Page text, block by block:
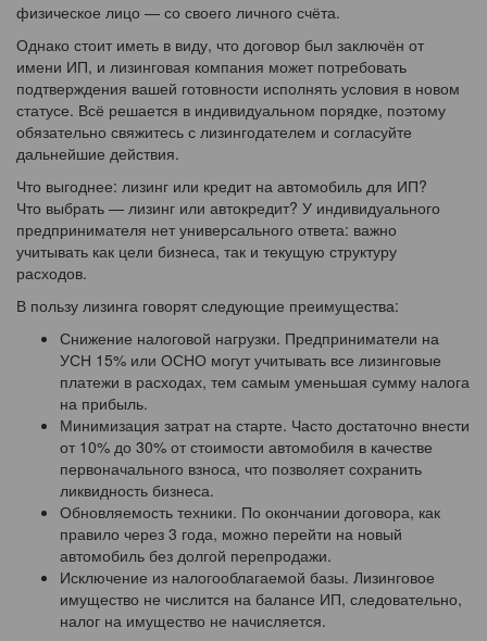
физическое лицо — со своего личного счёта.
Однако стоит иметь в виду, что договор был заключён от
имени ИП, и лизинговая компания может потребовать
подтверждения вашей готовности исполнять условия в новом
статусе. Всё решается в индивидуальном порядке, поэтому
обязательно свяжитесь с лизингодателем и согласуйте
дальнейшие действия.
Что выгоднее: лизинг или кредит на автомобиль для ИП?
Что выбрать — лизинг или автокредит? У индивидуального
предпринимателя нет универсального ответа: важно
учитывать как цели бизнеса, так и текущую структуру
расходов.
В пользу лизинга говорят следующие преимущества:
Снижение налоговой нагрузки. Предприниматели на
УСН 15% или ОСНО могут учитывать все лизинговые
платежи в расходах, тем самым уменьшая сумму налога
на прибыль.
Минимизация затрат на старте. Часто достаточно внести
от 10% до 30% от стоимости автомобиля в качестве
первоначального взноса, что позволяет сохранить
ликвидность бизнеса.
Обновляемость техники. По окончании договора, как
правило через 3 года, можно перейти на новый
автомобиль без долгой перепродажи.
Исключение из налогооблагаемой базы. Лизинговое
имущество не числится на балансе ИП, следовательно,
налог на имущество не начисляется.